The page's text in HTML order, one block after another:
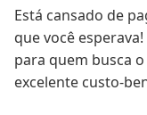
Orientau00e7u00e3o
Solar
Está cansado de
que você
para quem busca
excelente custo-